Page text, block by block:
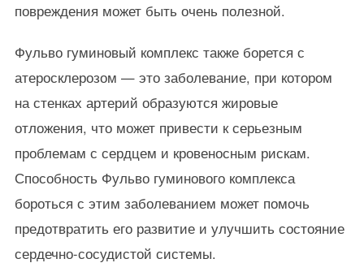
повреждения может быть очень полезной.
Фульво гуминовый комплекс также борется с
атеросклерозом — это заболевание, при котором
на стенках артерий образуются жировые
отложения, что может привести к серьезным
проблемам с сердцем и кровеносным рискам.
Способность Фульво гуминового комплекса
бороться с этим заболеванием может помочь
предотвратить его развитие и улучшить состояние
сердечно-сосудистой системы.